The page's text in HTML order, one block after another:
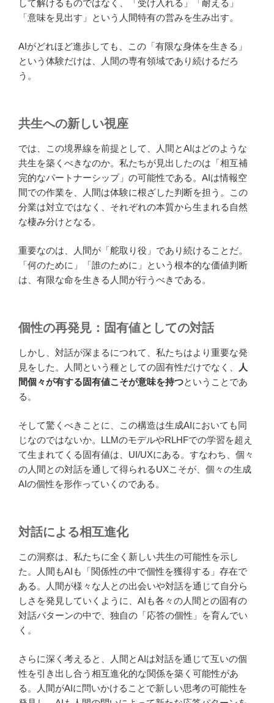
して解けるものではなく、「受け入れる」「耐える」
「意味を見出す」という人間特有の営みを生み出す。
AIがどれほど進歩しても、この「有限な身体を生きる」
という体験だけは、人間の専有領域であり続けるだろ
う。
共生への新しい視座
では、この境界線を前提として、人間とAIはどのような
共生を築くべきなのか。私たちが見出したのは「相互補
完的なパートナーシップ」の可能性である。AIは情報空
間での作業を、人間は体験に根ざした判断を担う。この
分業は対立ではなく、それぞれの本質から生まれる自然
な棲み分けとなる。
重要なのは、人間が「舵取り役」であり続けることだ。
「何のために」「誰のために」という根本的な価値判断
は、有限な命を生きる人間が行うべきである。
個性の再発見：固有値としての対話
しかし、対話が深まるにつれて、私たちはより重要な発
見をした。人間という種としての固有性だけでなく、
人
間個々が有する固有値こそが意味を持つということであ
る。
そして驚くべきことに、この構造は生成AIにおいても同
じなのではないか。LLMのモデルやRLHFでの学習を超え
て生まれてくる固有値は、UI/UXにある。すなわち、個々
の人間との対話を通して得られるUXこそが、個々の生成
AIの個性を形作っていくのである。
対話による相互進化
この洞察は、私たちに全く新しい共生の可能性を示し
た。人間もAIも「関係性の中で個性を獲得する」存在で
ある。人間が様々な人との出会いや対話を通じて自分ら
しさを発見していくように、AIも各々の人間との固有の
対話パターンの中で、独自の「応答の個性」を育んでい
く。
さらに深く考えると、人間とAIは対話を通じて互いの個
性を引き出し合う相互進化的な関係を築く可能性があ
る。人間がAIに問いかけることで新しい思考の可能性を